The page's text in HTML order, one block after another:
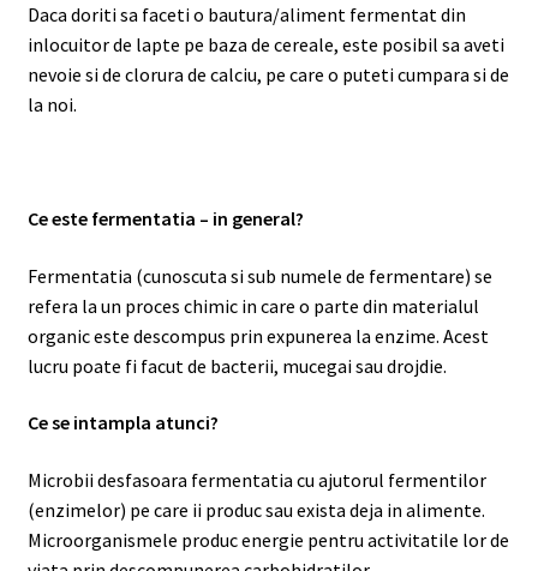
Daca doriti sa faceti o bautura/aliment fermentat din
inlocuitor de lapte pe baza de cereale, este posibil sa aveti
nevoie si de clorura de calciu, pe care o puteti cumpara si de
la noi.
Ce este fermentatia – in general?
Fermentatia (cunoscuta si sub numele de fermentare) se
refera la un proces chimic in care o parte din materialul
organic este descompus prin expunerea la enzime. Acest
lucru poate fi facut de bacterii, mucegai sau drojdie.
Ce se intampla atunci?
Microbii desfasoara fermentatia cu ajutorul fermentilor
(enzimelor) pe care ii produc sau exista deja in alimente.
Microorganismele produc energie pentru activitatile lor de